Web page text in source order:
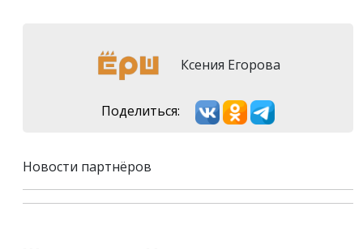
Ксения Егорова
Поделиться:
Новости партнёров